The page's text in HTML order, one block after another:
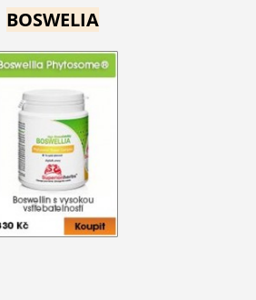
BOSWELIA